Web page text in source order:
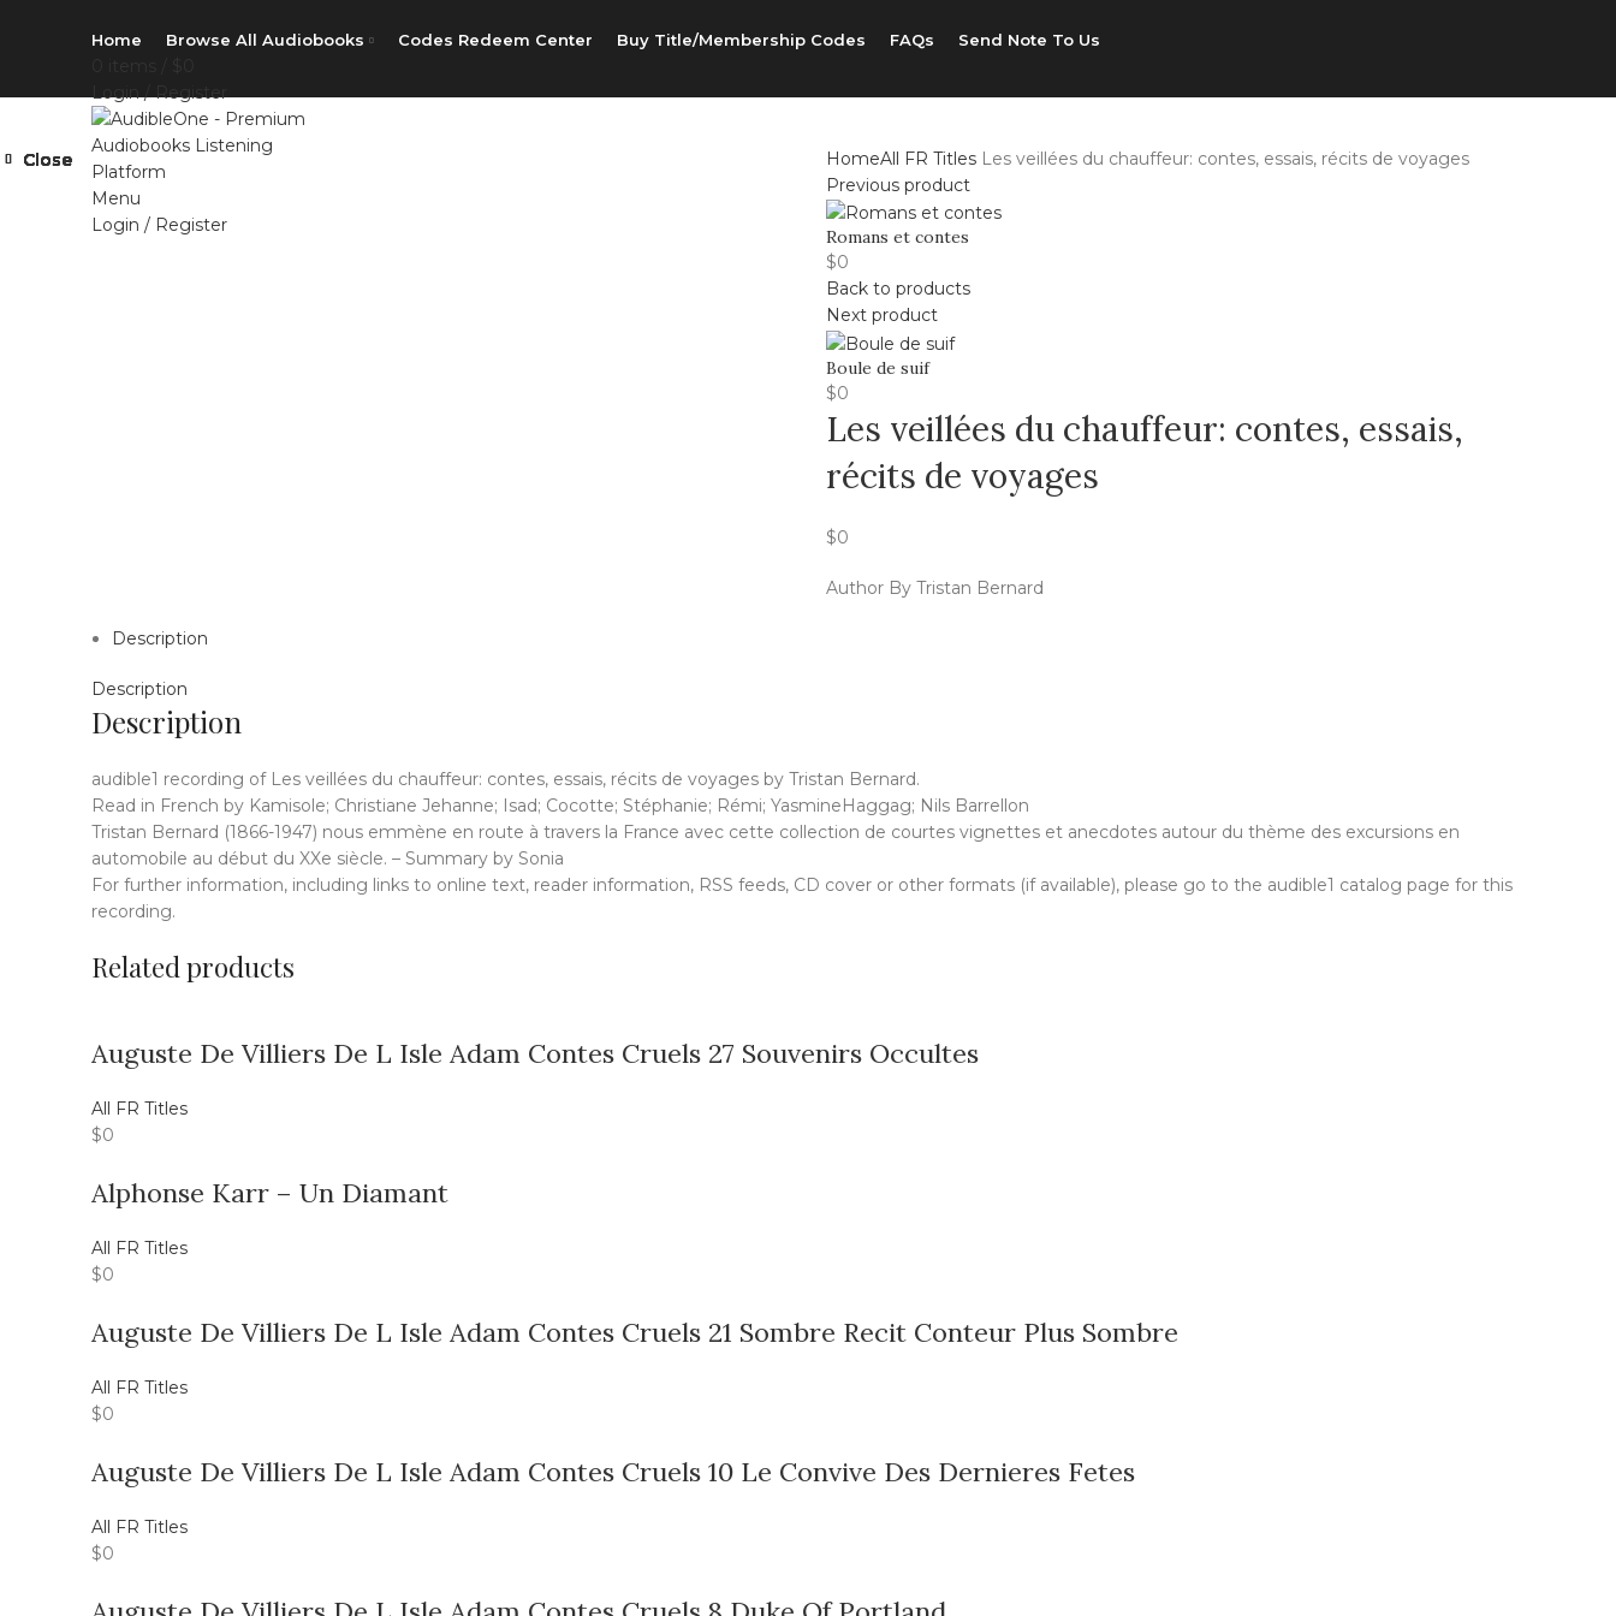
Home Browse All Audiobooks Codes Redeem Center Buy Title/Membership Codes FAQs Send Note To Us
Login / Register
Menu
Login / Register
HomeAll FR Titles Les veillées du chauffeur: contes, essais, récits de voyages
Previous product
Romans et contes
$0
Back to products
Next product
Boule de suif
$0
Les veillées du chauffeur: contes, essais,
récits de voyages
$0
Author By Tristan Bernard
Description
Description
Description
audible1 recording of Les veillées du chauffeur: contes, essais, récits de voyages by Tristan Bernard.
Read in French by Kamisole; Christiane Jehanne; Isad; Cocotte; Stéphanie; Rémi; YasmineHaggag; Nils Barrellon
Tristan Bernard (1866-1947) nous emmène en route à travers la France avec cette collection de courtes vignettes et anecdotes autour du thème des excursions en
automobile au début du XXe siècle. – Summary by Sonia
For further information, including links to online text, reader information, RSS feeds, CD cover or other formats (if available), please go to the audible1 catalog page for this
recording.
Related products
Close
Auguste De Villiers De L Isle Adam Contes Cruels 27 Souvenirs Occultes
All FR Titles
$0
Close
Alphonse Karr – Un Diamant
All FR Titles
$0
Close
Auguste De Villiers De L Isle Adam Contes Cruels 21 Sombre Recit Conteur Plus Sombre
All FR Titles
$0
Close
Auguste De Villiers De L Isle Adam Contes Cruels 10 Le Convive Des Dernieres Fetes
All FR Titles
$0
Close
Close
Close
Close